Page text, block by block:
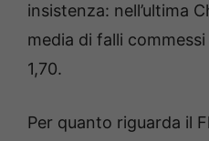
insistenza: nell’ultima
media di falli
1,70.
Per quanto riguarda il